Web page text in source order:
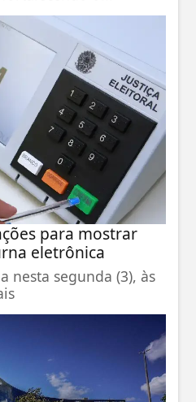
para mostrar
eletrônica
nesta segunda (3), às